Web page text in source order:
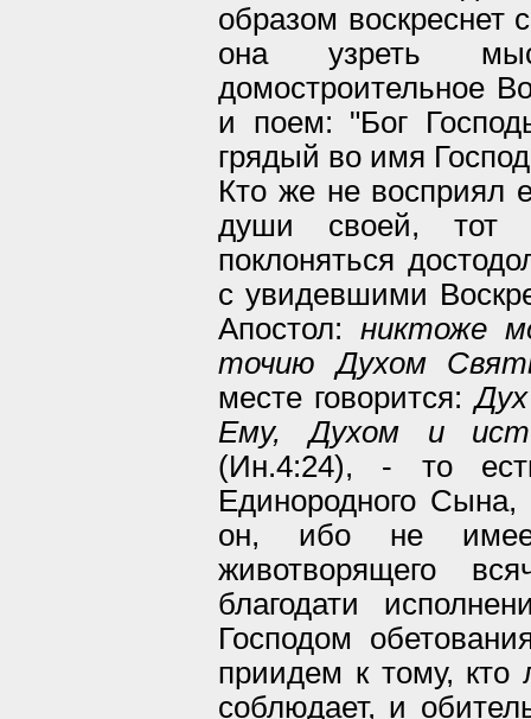
образом воскреснет
она узреть
домостроительное
и поем: "Бог
грядый во имя
Кто же не восприял
души своей,
поклоняться
с увидевшими
Апостол: никтоже
точию Духом
месте говорится:
Ему, Духом и
(Ин.4:24), - то
Единородного
он, ибо не
животворящего
благодати
Господом
приидем к тому,
соблюдает, и